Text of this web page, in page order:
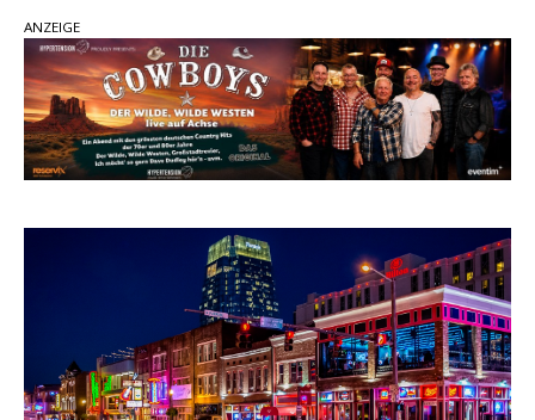
Danke für Euer Vertrauen: Country.de erreicht
täglich rund 10.000 Leser
Kacey Musgraves entführt Fans mit neuem
Video zu „Mexico Honey“
Vergleich mit anderen
ANZEIGE